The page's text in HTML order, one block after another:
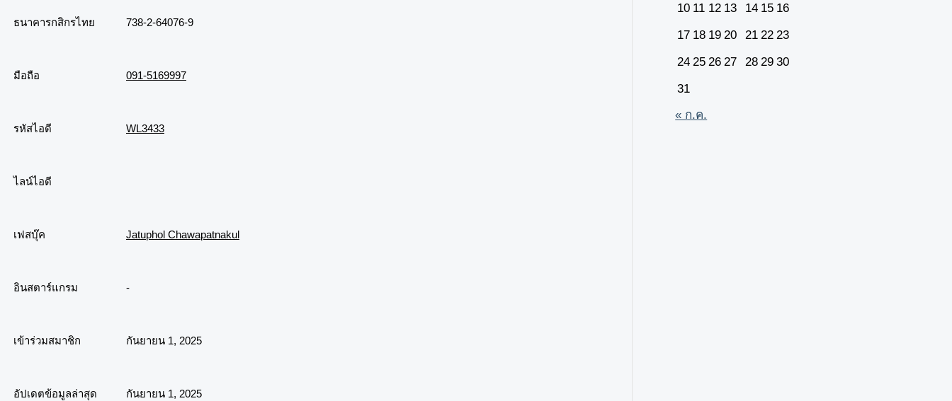
ธนาคารกสิกรไทย 738-2-64076-9
มือถือ 091-5169997
รหัสไอดี WL3433
ไลน์ไอดี
เฟสบุ๊ค Jatuphol Chawapatnakul
อินสตาร์แกรม -
เข้าร่วมสมาชิก กันยายน 1, 2025
อัปเดตข้อมูลล่าสุด กันยายน 1, 2025
10 11 12 13 14 15 16
17 18 19 20 21 22 23
24 25 26 27 28 29 30
31
« ก.ค.